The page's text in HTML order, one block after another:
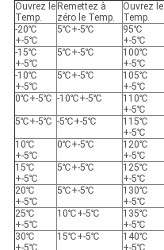
Ouvrez le
Temp.
Remettez à
zéro le Temp.
Ouvrez le
Temp.
-20℃
+-5℃
5℃+-5℃
95℃
+-5℃
-15℃
+-5℃
5℃+-5℃
100℃
+-5℃
-10℃
+-5℃
5℃+-5℃
105℃
+-5℃
0℃+-5℃ -10℃+-5℃
110℃
+-5℃
5℃+-5℃ -5℃+-5℃
115℃
+-5℃
10℃
+-5℃
0℃+-5℃
120℃
+-5℃
15℃
+-5℃
5℃+-5℃
125℃
+-5℃
20℃
+-5℃
5℃+-5℃
130℃
+-5℃
25℃
+-5℃
10℃+-5℃
135℃
+-5℃
30℃
15℃+-5℃
140℃